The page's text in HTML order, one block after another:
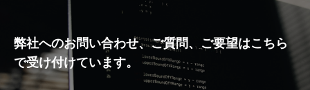
弊社へのお問い合わせ、ご質問、ご要望はこちら
で受け付けています。